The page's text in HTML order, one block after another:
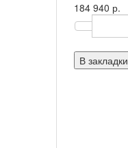
184 940 р.
В закладки